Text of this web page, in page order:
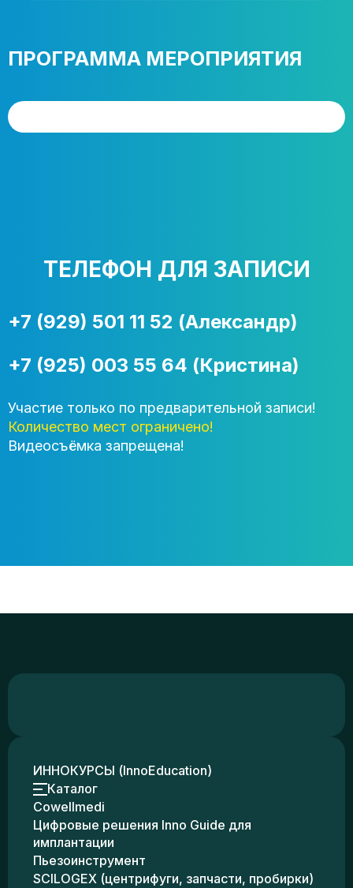
ПРОГРАММА МЕРОПРИЯТИЯ
ТЕЛЕФОН ДЛЯ ЗАПИСИ
+7 (929) 501 11 52 (Александр)
+7 (925) 003 55 64 (Кристина)
Участие только по предварительной записи!
Количество мест ограничено!
Видеосъёмка запрещена!
ИННОКУРСЫ (InnoEducation)
Каталог
Cowellmedi
Цифровые решения Inno Guide для
имплантации
Пьезоинструмент
SCILOGEX (центрифуги, запчасти, пробирки)